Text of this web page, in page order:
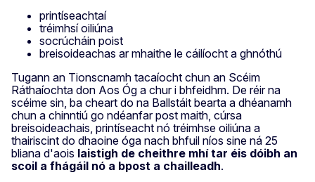
printíseachtaí
tréimhsí oiliúna
socrúcháin poist
breisoideachas ar mhaithe le cáilíocht a ghnóthú
Tugann an Tionscnamh tacaíocht chun an Scéim
Ráthaíochta don Aos Óg a chur i bhfeidhm. De réir na
scéime sin, ba cheart do na Ballstáit bearta a dhéanamh
chun a chinntiú go ndéanfar post maith, cúrsa
breisoideachais, printíseacht nó tréimhse oiliúna a
thairiscint do dhaoine óga nach bhfuil níos sine ná 25
bliana d'aois laistigh de cheithre mhí tar éis dóibh an
scoil a fhágáil nó a bpost a chailleadh.